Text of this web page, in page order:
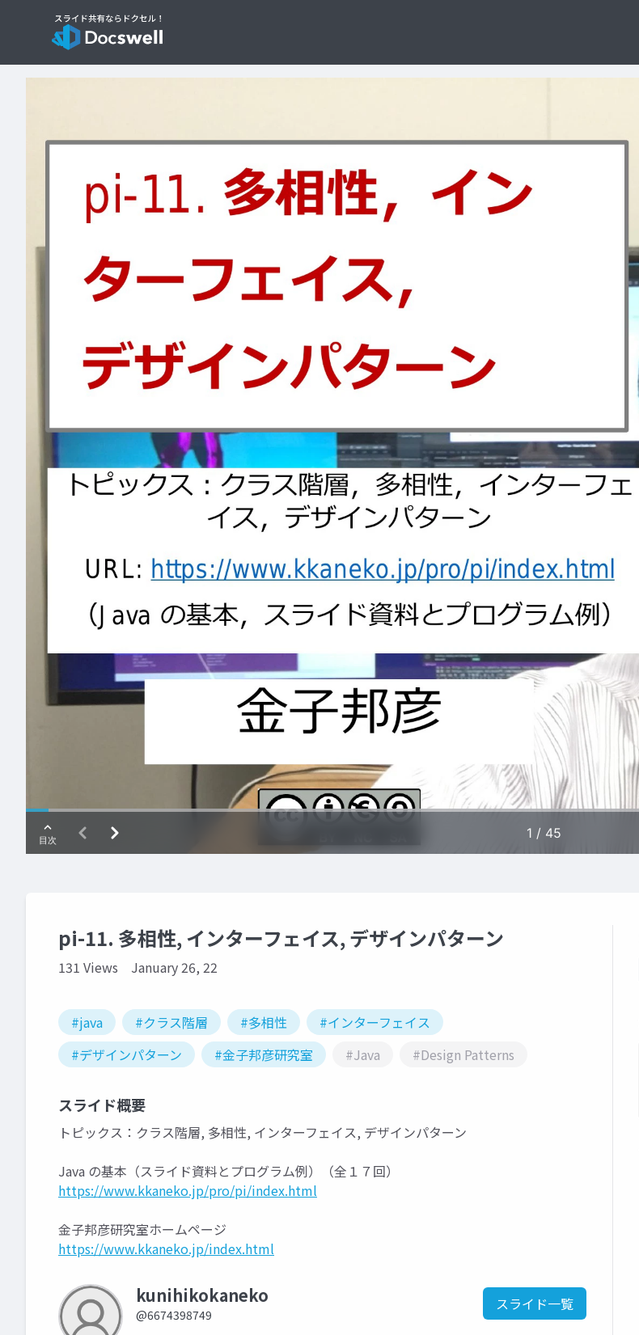
pi-11. 多相性, インターフェイス, デザインパターン
131 Views January 26, 22
#java #クラス階層 #多相性
#インターフェイス
#デザインパターン
#金子邦彦研究室 #Java #Design Patterns
スライド概要
トピックス：クラス階層, 多相性, インターフェイス, デザインパターン
Java の基本（スライド資料とプログラム例）（全１７回）
https://www.kkaneko.jp/pro/pi/index.html
金子邦彦研究室ホームページ
https://www.kkaneko.jp/index.html
kunihikokaneko
@6674398749
スライド一覧